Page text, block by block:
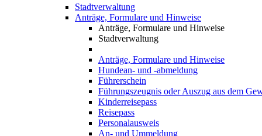
Stadtverwaltung
Anträge, Formulare und Hinweise
Anträge, Formulare und Hinweise
Stadtverwaltung
Anträge, Formulare und Hinweise
Hundean- und -abmeldung
Führerschein
Führungszeugnis oder Auszug aus dem
Kinderreisepass
Reisepass
Personalausweis
An- und Ummeldung